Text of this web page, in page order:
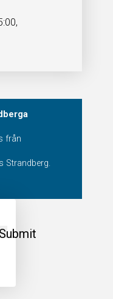
från
Strandberg.
Submit